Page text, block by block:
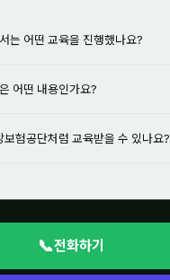
는 어떤 교육을 진행했나요?
어떤 내용인가요?
보험공단처럼 교육받을 수 있나요?
📞전화하기